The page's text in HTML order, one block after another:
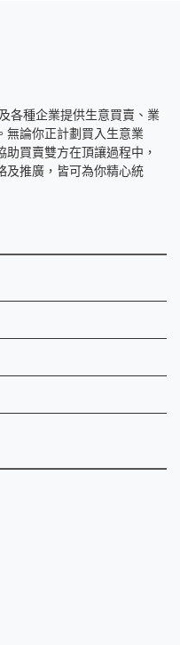
各種企業提供生意買賣、業
無論你正計劃買入生意業
買賣雙方在頂讓過程中，
及推廣，皆可為你精心統